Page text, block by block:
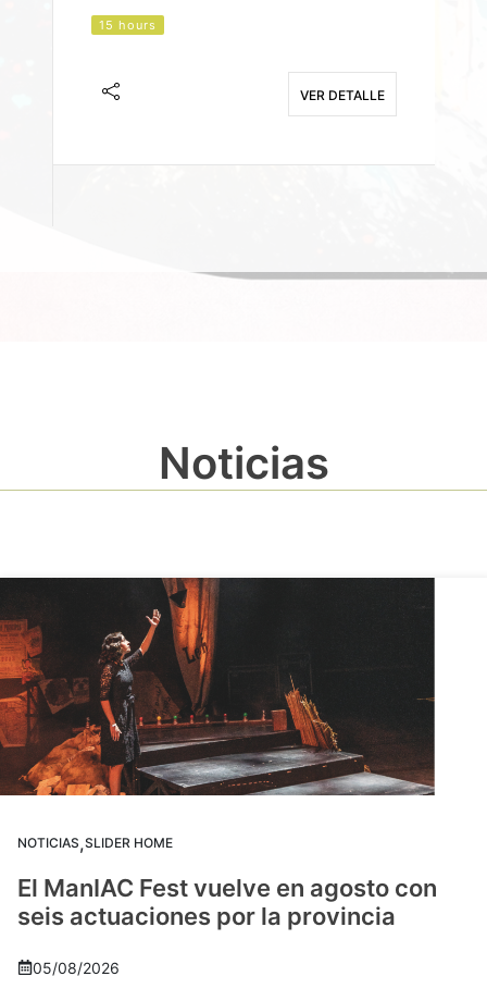
15 hours
VER DETALLE
Noticias
NOTICIAS,SLIDER HOME
El ManIAC Fest vuelve en agosto con
seis actuaciones por la provincia
05/08/2026